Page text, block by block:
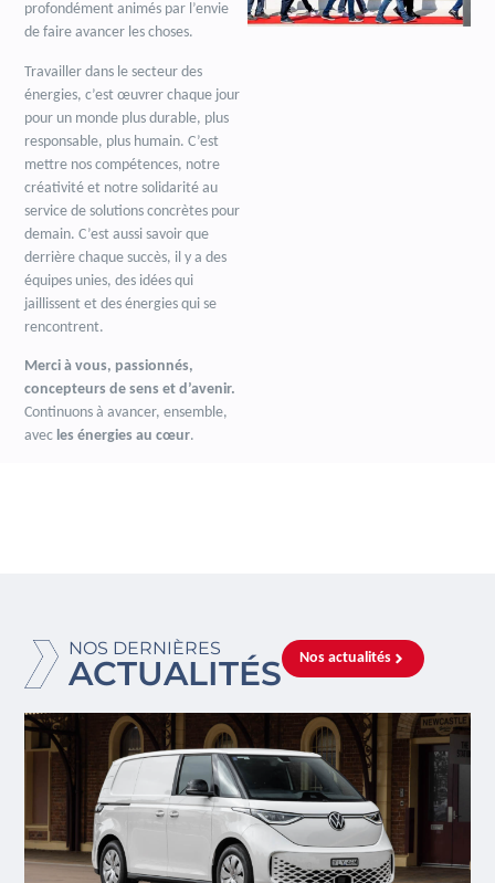
profondément animés par l’envie
de faire avancer les choses.
Travailler dans le secteur des
énergies, c’est œuvrer chaque jour
pour un monde plus durable, plus
responsable, plus humain. C’est
mettre nos compétences, notre
créativité et notre solidarité au
service de solutions concrètes pour
demain. C’est aussi savoir que
derrière chaque succès, il y a des
équipes unies, des idées qui
jaillissent et des énergies qui se
rencontrent.
Merci à vous, passionnés,
concepteurs de sens et d’avenir.
Continuons à avancer, ensemble,
avec les énergies au cœur.
NOS DERNIÈRES
ACTUALITÉS Nos actualités